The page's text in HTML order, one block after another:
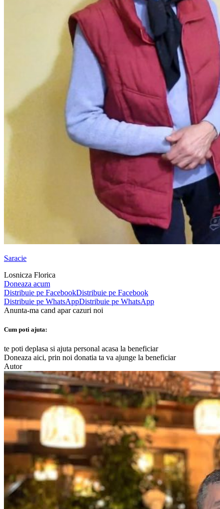
Saracie
Losnicza Florica
Doneaza acum
Distribuie pe FacebookDistribuie pe Facebook
Distribuie pe WhatsAppDistribuie pe WhatsApp
Anunta-ma cand apar cazuri noi
Cum poti ajuta:
te poti deplasa si ajuta personal acasa la beneficiar
Doneaza aici, prin noi donatia ta va ajunge la beneficiar
Autor